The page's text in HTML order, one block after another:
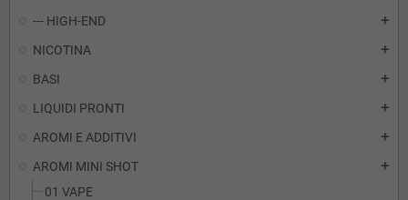
--- HIGH-END
add
NICOTINA add
BASI add
LIQUIDI PRONTI add
AROMI E ADDITIVI add
AROMI MINI SHOT add
01 VAPE